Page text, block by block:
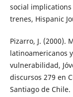
social
trenes, Hispanic
Pizarro, J. (2000).
latinoamericanos
vulnerabilidad,
discursos 279 en
Santiago de Chile.